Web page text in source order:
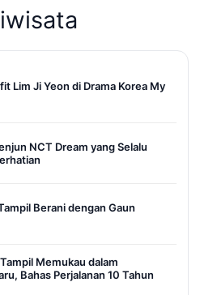
Lim Ji Yeon di Drama Korea My
NCT Dream yang Selalu
Berani dengan Gaun
Memukau dalam
Bahas Perjalanan 10 Tahun